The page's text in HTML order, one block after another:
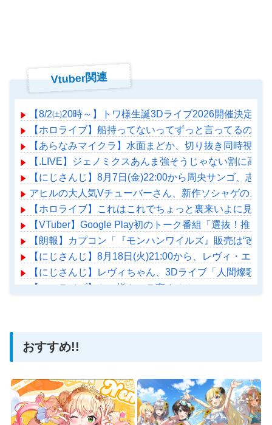
Vtuber関連
【8/2㈯20時～】トワ様生誕3Dライブ2026開催決定！
【ホロライブ】船持ってないってずっと言ってるのに
【あらなみマイクラ】水面まどか、切り抜き同時視
【.LIVE】ジェノミクスあんま強そうじゃない割に高
【にじさんじ】8月7日(金)22:00から周央サンゴ、志
アヒルの大人気Vチューバーさん、新作ソシャゲのス
【ホロライブ】これはこれでちょっと裏来いよに見える
【VTuber】Google Play初のトーク番組「選抜！推し
【朗報】カプコン「『モンハンワイルズ』販売は“改
【にじさんじ】8月18日(火)21:00から、レヴィ・エリ
【にじさんじ】レヴィちゃん、3Dライブ「人間燦歌
【ホロライブ】トワ様キャラ変するんか
おすすめ!!